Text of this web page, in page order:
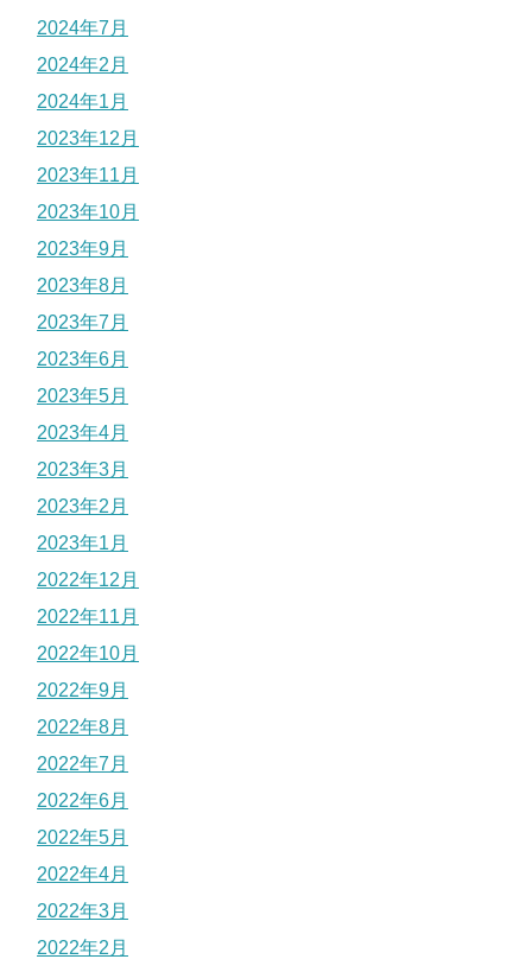
2024年7月
2024年2月
2024年1月
2023年12月
2023年11月
2023年10月
2023年9月
2023年8月
2023年7月
2023年6月
2023年5月
2023年4月
2023年3月
2023年2月
2023年1月
2022年12月
2022年11月
2022年10月
2022年9月
2022年8月
2022年7月
2022年6月
2022年5月
2022年4月
2022年3月
2022年2月